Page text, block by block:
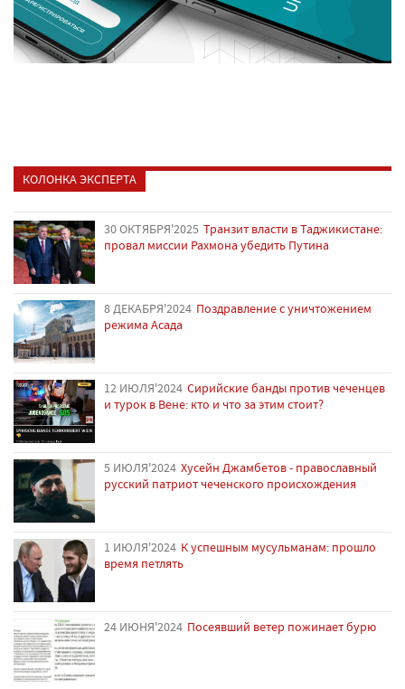
КОЛОНКА ЭКСПЕРТА
30 ОКТЯБРЯ'2025 Транзит власти в Таджикистане:
провал миссии Рахмона убедить Путина
8 ДЕКАБРЯ'2024 Поздравление с уничтожением
режима Асада
12 ИЮЛЯ'2024 Сирийские банды против чеченцев
и турок в Вене: кто и что за этим стоит?
5 ИЮЛЯ'2024 Хусейн Джамбетов - православный
русский патриот чеченского происхождения
1 ИЮЛЯ'2024 К успешным мусульманам: прошло
время петлять
24 ИЮНЯ'2024 Посеявший ветер пожинает бурю